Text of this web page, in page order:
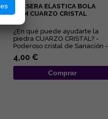
PULSERA ELASTICA BOLA
4MM CUARZO CRISTAL
¿En qué puede ayudarte la
piedra CUARZO CRISTAL? -
Poderoso cristal de Sanación -
Limpia y purifica a nivel ...
4,00 €
Comprar